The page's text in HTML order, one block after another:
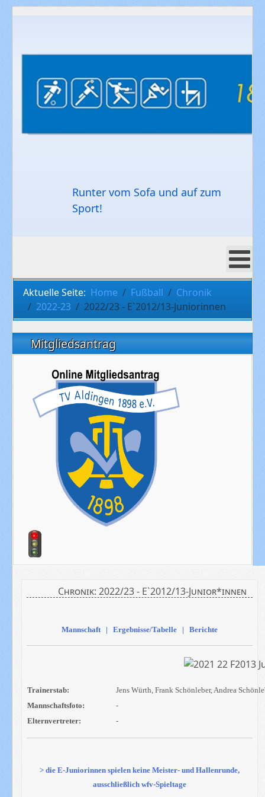
Runter vom Sofa und auf zum
Sport!
Aktuelle Seite: Home Fußball
Chronik
2022-23
2022/23 - E`2012/13-Juniorinnen
Mitgliedsantrag
Chronik: 2022/23 - E`2012/13-Junior*innen
Mannschaft | Ergebnisse/Tabelle | Berichte
Trainerstab:
Jens Würth, Frank Schönleber, Andrea
Mannschaftsfoto:
-
Elternvertreter:
-
> die E-Juniorinnen spielen keine Meister- und Hallenrunde,
ausschließlich wfv-Spieltage